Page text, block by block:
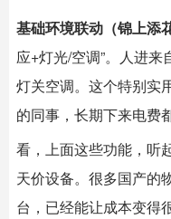
基础环境联动（锦上添
应+灯光/空调”。人进
灯关空调。这个特别实
的同事，长期下来电费
看，上面这些功能，听
天价设备。很多国产的
台，已经能让成本变得